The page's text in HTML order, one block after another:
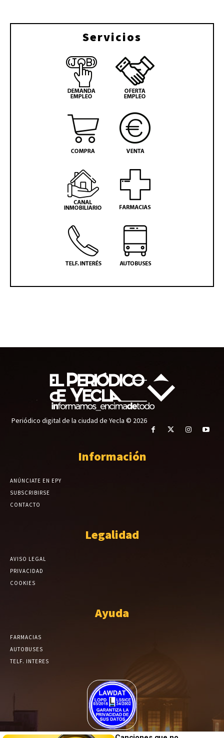
Servicios
Periódico digital de la ciudad de Yecla © 2026
Información
ANÚNCIATE EN EPY
SUBSCRIBIRSE
CONTACTO
Legalidad
AVISO LEGAL
PRIVACIDAD
COOKIES
Ayuda
FARMACIAS
AUTOBUSES
TELF. INTERES